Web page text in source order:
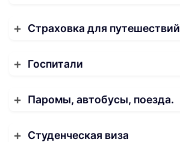
Страховка для путешествий
Госпитали
Паромы, автобусы, поезда.
Студенческая виза